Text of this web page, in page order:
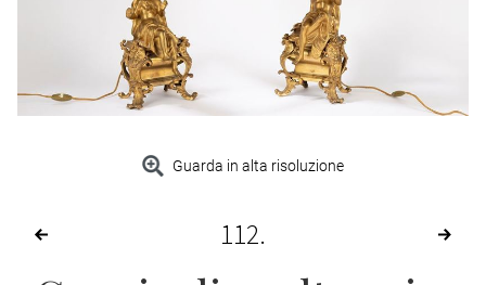
Guarda in alta risoluzione
112